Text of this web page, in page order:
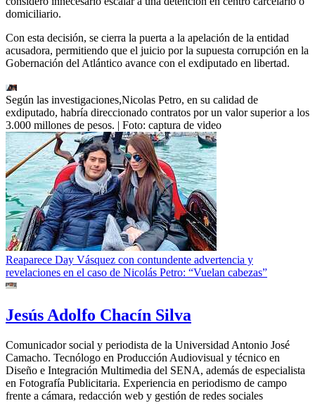
domiciliario.
Con esta decisión, se cierra la puerta a la apelación de la entidad
acusadora, permitiendo que el juicio por la supuesta corrupción en la
Gobernación del Atlántico avance con el exdiputado en libertad.
Según las investigaciones,Nicolas Petro, en su calidad de
exdiputado, habría direccionado contratos por un valor superior a los
3.000 millones de pesos. | Foto: captura de video
Reaparece Day Vásquez con contundente advertencia y
revelaciones en el caso de Nicolás Petro: “Vuelan cabezas”
Jesús Adolfo Chacín Silva
Comunicador social y periodista de la Universidad Antonio José
Camacho. Tecnólogo en Producción Audiovisual y técnico en
Diseño e Integración Multimedia del SENA, además de especialista
en Fotografía Publicitaria. Experiencia en periodismo de campo
frente a cámara, redacción web y gestión de redes sociales